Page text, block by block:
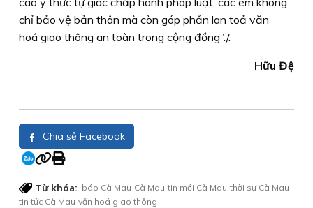
chỉ bảo vệ bản thân mà còn góp phần lan toả văn
hoá giao thông an toàn trong cộng đồng”./.
Hữu Đệ
Chia sẻ Facebook
Từ khóa: báo Cà Mau Cà Mau tin mới Cà Mau thời sự Cà Mau
tin tức Cà Mau văn hoá giao thông